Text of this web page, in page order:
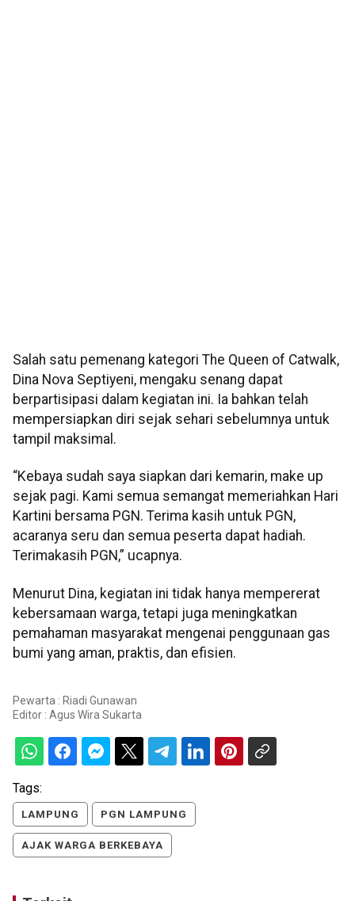
Salah satu pemenang kategori The Queen of Catwalk,
Dina Nova Septiyeni, mengaku senang dapat
berpartisipasi dalam kegiatan ini. Ia bahkan telah
mempersiapkan diri sejak sehari sebelumnya untuk
tampil maksimal.
“Kebaya sudah saya siapkan dari kemarin, make up
sejak pagi. Kami semua semangat memeriahkan Hari
Kartini bersama PGN. Terima kasih untuk PGN,
acaranya seru dan semua peserta dapat hadiah.
Terimakasih PGN,” ucapnya.
Menurut Dina, kegiatan ini tidak hanya mempererat
kebersamaan warga, tetapi juga meningkatkan
pemahaman masyarakat mengenai penggunaan gas
bumi yang aman, praktis, dan efisien.
Pewarta : Riadi Gunawan
Editor : Agus Wira Sukarta
Tags:
LAMPUNG PGN LAMPUNG
AJAK WARGA BERKEBAYA